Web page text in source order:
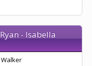
- Isabella